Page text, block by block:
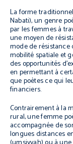
La forme
Nabati), un genre
par les femmes à
une moyen de
mode de résistance
mobilité spatiale et
des opportunités
en permettant à
que poètes ce qui
financiers.
Contrairement à la
rural, une femme
accompagnée de
longues distances